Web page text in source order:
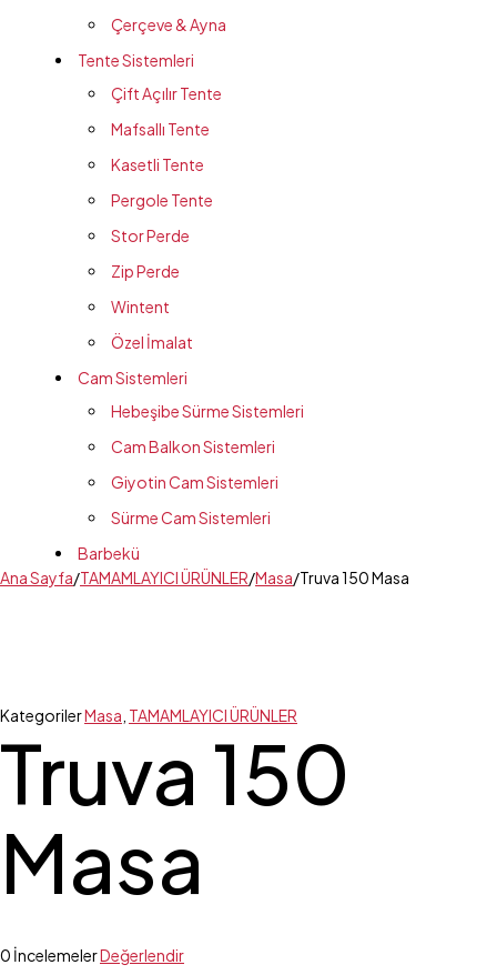
Çerçeve & Ayna
Tente Sistemleri
Çift Açılır Tente
Mafsallı Tente
Kasetli Tente
Pergole Tente
Stor Perde
Zip Perde
Wintent
Özel İmalat
Cam Sistemleri
Hebeşibe Sürme Sistemleri
Cam Balkon Sistemleri
Giyotin Cam Sistemleri
Sürme Cam Sistemleri
Barbekü
Ana Sayfa/TAMAMLAYICI ÜRÜNLER/Masa/Truva 150 Masa
KategorilerMasa TAMAMLAYICI ÜRÜNLER
Truva 150
Masa
0 İncelemelerDeğerlendir